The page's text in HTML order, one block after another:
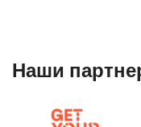
Наши